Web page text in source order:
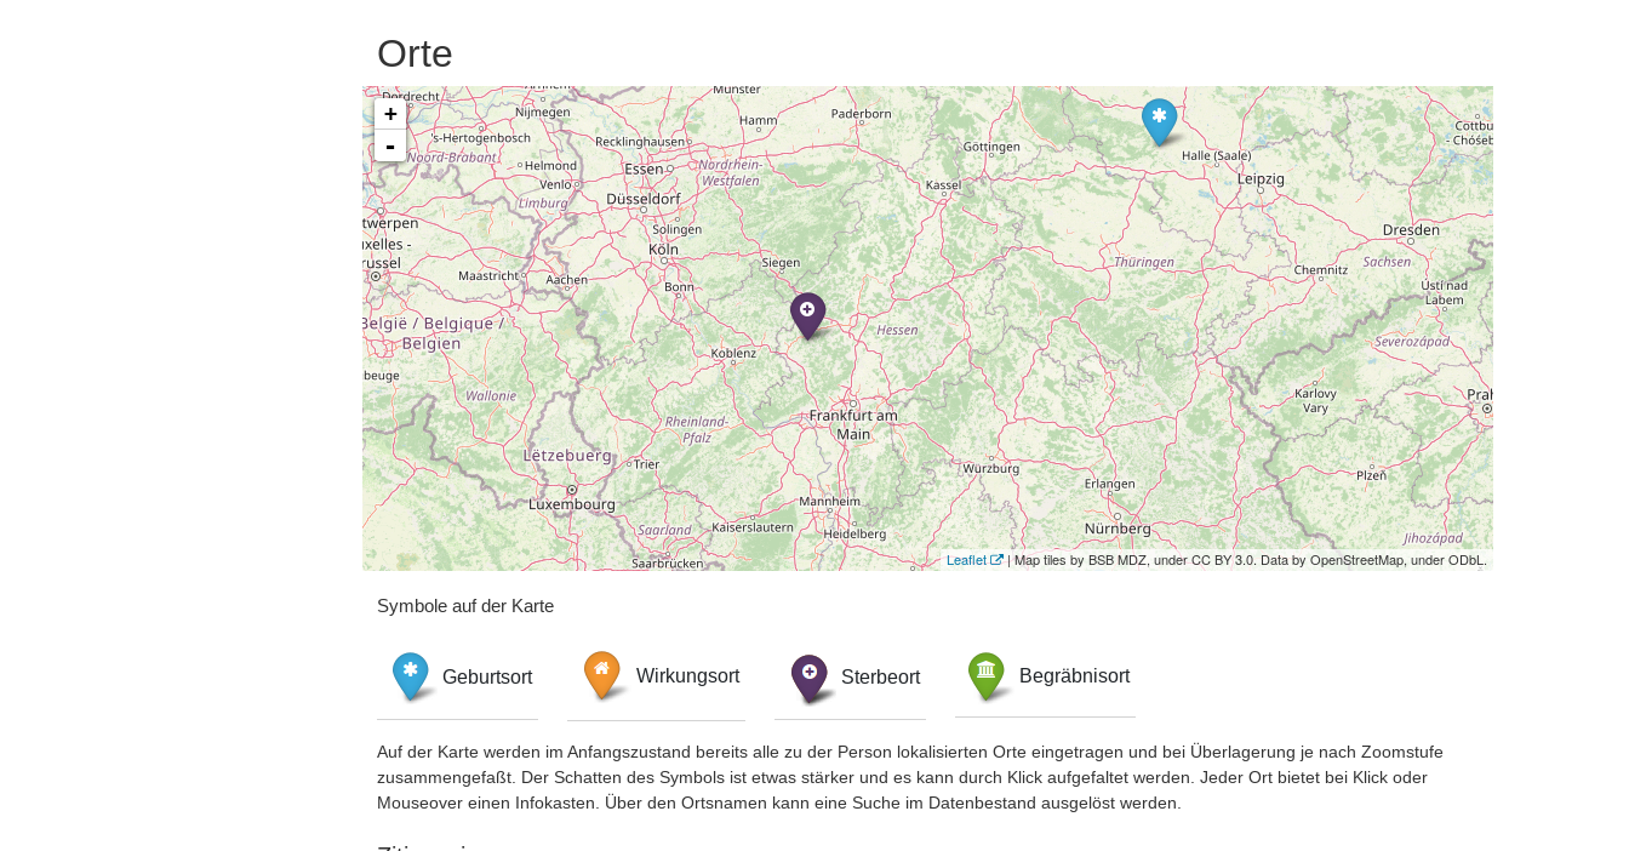
Orte
+
-
Leaflet | Map tiles by BSB MDZ, under CC BY 3.0. Data by OpenStreetMap, under ODbL.
Symbole auf der Karte
Geburtsort Wirkungsort Sterbeort Begräbnisort
Auf der Karte werden im Anfangszustand bereits alle zu der Person lokalisierten Orte eingetragen und bei Überlagerung je nach Zoomstufe
zusammengefaßt. Der Schatten des Symbols ist etwas stärker und es kann durch Klick aufgefaltet werden. Jeder Ort bietet bei Klick oder
Mouseover einen Infokasten. Über den Ortsnamen kann eine Suche im Datenbestand ausgelöst werden.